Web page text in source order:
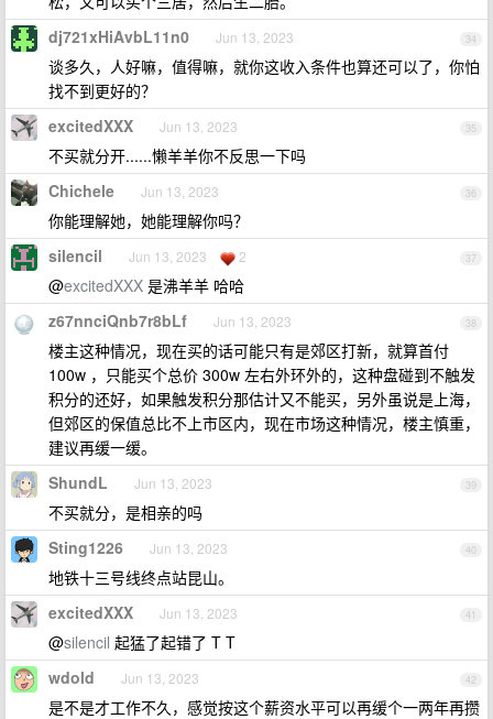
34
dj721xHiAvbL11n0 Jun 13, 2023
谈多久，人好嘛，值得嘛，就你这收入条件也算还可以了，你怕
找不到更好的？
35
excitedXXX Jun 13, 2023
不买就分开......懒羊羊你不反思一下吗
36
Chichele Jun 13, 2023
你能理解她，她能理解你吗？
37
silencil Jun 13, 2023 2
@excitedXXX 是沸羊羊 哈哈
38
z67nnciQnb7r8bLf Jun 13, 2023
楼主这种情况，现在买的话可能只有是郊区打新，就算首付
100w ，只能买个总价 300w 左右外环外的，这种盘碰到不触发
积分的还好，如果触发积分那估计又不能买，另外虽说是上海，
但郊区的保值总比不上市区内，现在市场这种情况，楼主慎重，
建议再缓一缓。
39
ShundL Jun 13, 2023
不买就分，是相亲的吗
40
Sting1226 Jun 13, 2023
地铁十三号线终点站昆山。
41
excitedXXX Jun 13, 2023
@silencil 起猛了起错了 T T
42
wdold Jun 13, 2023
是不是才工作不久，感觉按这个薪资水平可以再缓个一两年再攒